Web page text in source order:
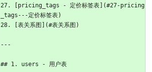
27. [pricing_tags - 定价标签表](#27-pricing
_tags---定价标签表)
28. [表关系图](#表关系图)
---
## 1. users - 用户表